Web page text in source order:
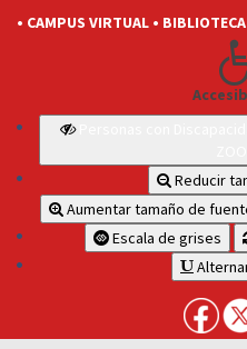
• CAMPUS VIRTUAL • BIBLIOTECA
Reducir
Aumentar tamaño de
Escala de grises